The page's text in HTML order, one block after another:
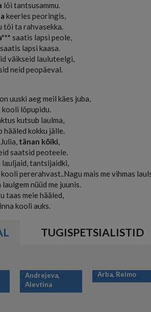
lõi tantsusammu.
keerles peoringis,
tõi ta rahvasekka.
saatis lapsi peole,
saatis lapsi kaasa.
väikseid lauluteelgi,
neid peopäeval.
uuski aeg meil käes juba,
lõpupidu.
kutsub laulma,
hääled kokku jälle.
tänan kõiki
meid saatsid
lauljaid,
pererahvast..Nagu mais me vihmas
laulgem nüüd me juunis.
taas meie hääled,
kooli auks.
TUGISPETSIALISTID
Andrejeva,
Alevtina
Arba, Reimo